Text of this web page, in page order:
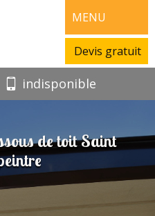
MENU
Devis gratuit
indisponible
de toit Saint